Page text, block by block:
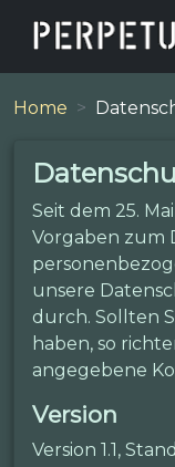
Home
Seit dem 25.
Vorgaben zum
unsere
durch. Sollten
haben, so
angegebene
Version
Version 1.1,